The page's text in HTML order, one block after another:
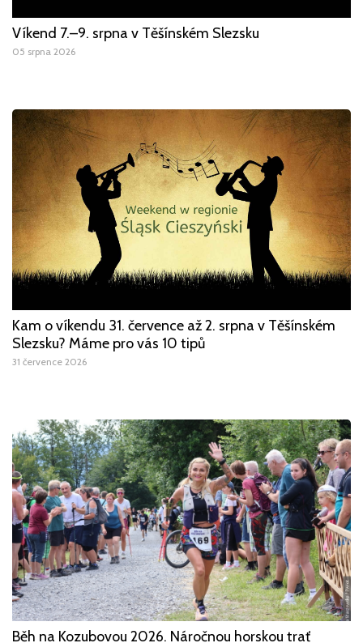
Víkend 7.–9. srpna v Těšínském Slezsku
05 srpna 2026
Kam o víkendu 31. července až 2. srpna v Těšínském
Slezsku? Máme pro vás 10 tipů
31 července 2026
Běh na Kozubovou 2026. Náročnou horskou trať